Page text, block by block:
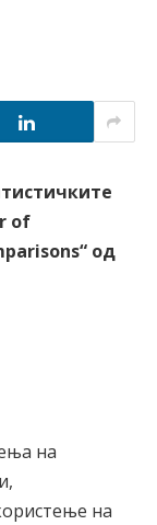
of
од
на
на